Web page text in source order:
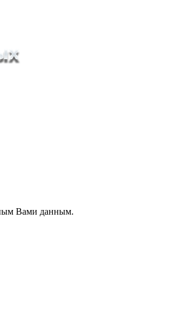
Вами данным.